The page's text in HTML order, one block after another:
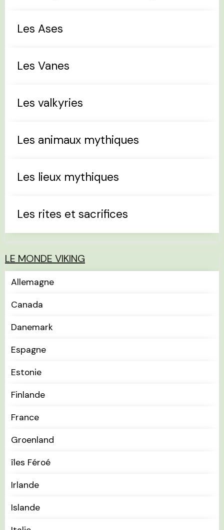
Les Ases
Les Vanes
Les valkyries
Les animaux mythiques
Les lieux mythiques
Les rites et sacrifices
LE MONDE VIKING
Allemagne
Canada
Danemark
Espagne
Estonie
Finlande
France
Groenland
îles Féroé
Irlande
Islande